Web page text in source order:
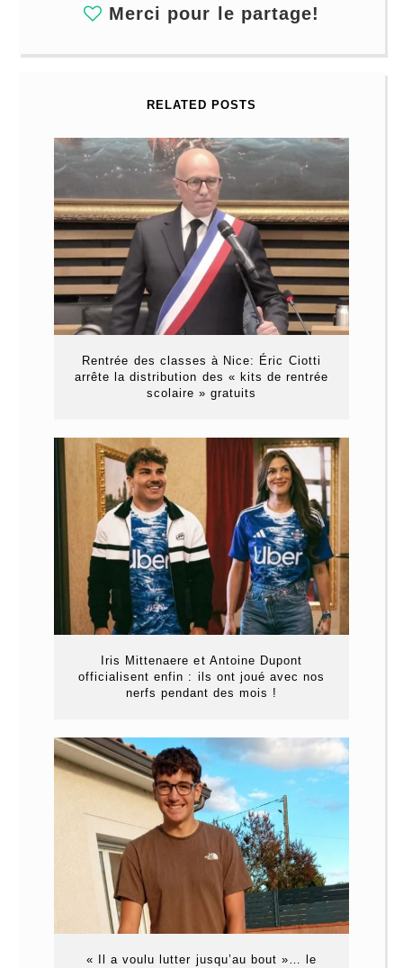
Merci pour le partage!
RELATED POSTS
Rentrée des classes à Nice: Éric Ciotti
arrête la distribution des « kits de rentrée
scolaire » gratuits
Iris Mittenaere et Antoine Dupont
officialisent enfin : ils ont joué avec nos
nerfs pendant des mois !
« Il a voulu lutter jusqu’au bout »… le